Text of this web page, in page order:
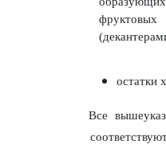
остатки
Все